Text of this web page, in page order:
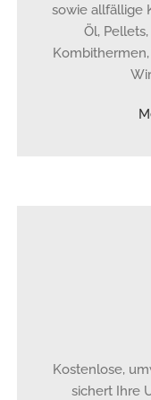
sowie allfällige
Öl,
Kostenlose,
sichert Ihre